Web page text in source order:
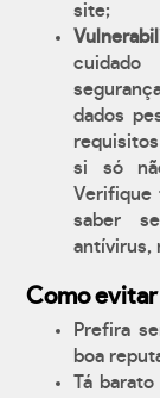
site;
cuidado
dados
si só
Verifique
saber
antívirus,
Como
Prefira
boa
Tá